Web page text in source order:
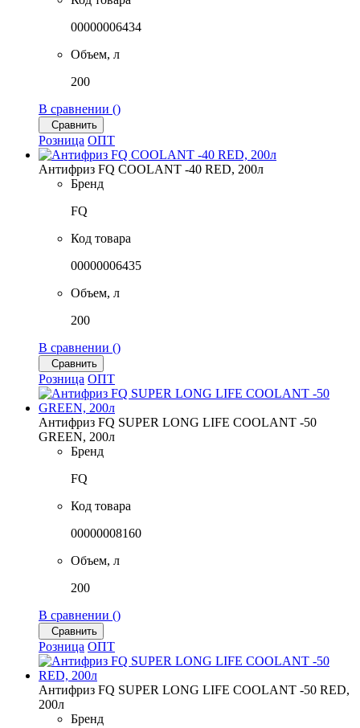
00000006434
Объем, л
200
В сравнении ()
Сравнить
Розница ОПТ
Антифриз FQ COOLANT -40 RED, 200л
Бренд
FQ
Код товара
00000006435
Объем, л
200
В сравнении ()
Сравнить
Розница ОПТ
Антифриз FQ SUPER LONG LIFE COOLANT -50
GREEN, 200л
Бренд
FQ
Код товара
00000008160
Объем, л
200
В сравнении ()
Сравнить
Розница ОПТ
Антифриз FQ SUPER LONG LIFE COOLANT -50 RED,
200л
Бренд